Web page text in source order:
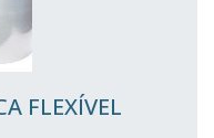
FLEXÍVEL